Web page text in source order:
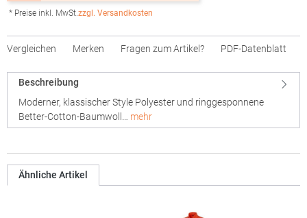
* Preise inkl. MwSt.zzgl. Versandkosten
Vergleichen Merken Fragen zum Artikel? PDF-Datenblatt
Beschreibung
Moderner, klassischer Style Polyester und ringgesponnene
Better-Cotton-Baumwoll… mehr
Ähnliche Artikel